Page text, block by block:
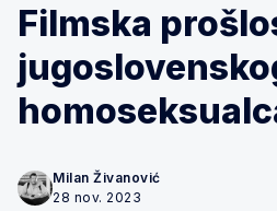
Filmska
Milan Živanović
28 nov. 2023